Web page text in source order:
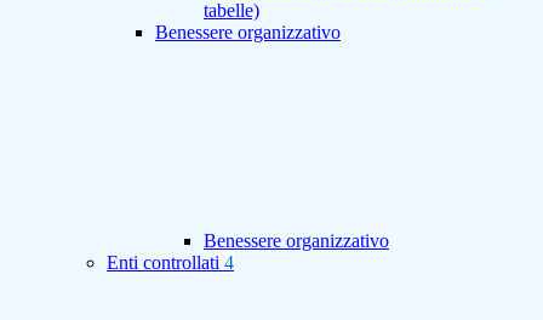
tabelle)
Benessere organizzativo
Benessere organizzativo
Enti controllati 4